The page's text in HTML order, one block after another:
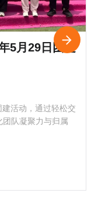
5月29日团建
活动，通过轻松交
队凝聚力与归属